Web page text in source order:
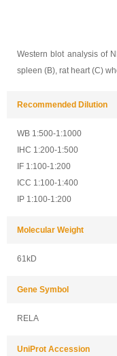
Western blot analysis of
spleen (B), rat heart (C)
Recommended Dilution
WB 1:500-1:1000
IHC 1:200-1:500
IF 1:100-1:200
ICC 1:100-1:400
IP 1:100-1:200
Molecular Weight
61kD
Gene Symbol
RELA
UniProt Accession